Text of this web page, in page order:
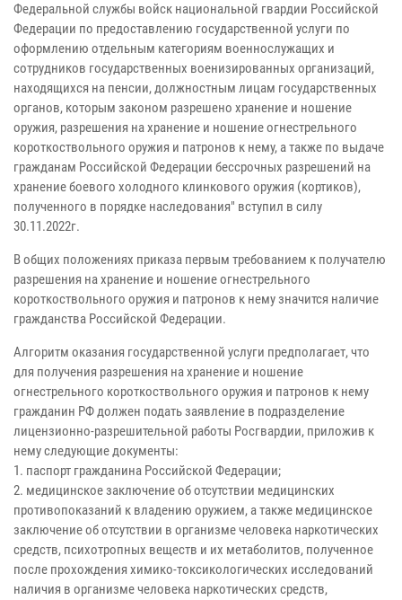
Федеральной службы войск национальной гвардии Российской
Федерации по предоставлению государственной услуги по
оформлению отдельным категориям военнослужащих и
сотрудников государственных военизированных организаций,
находящихся на пенсии, должностным лицам государственных
органов, которым законом разрешено хранение и ношение
оружия, разрешения на хранение и ношение огнестрельного
короткоствольного оружия и патронов к нему, а также по выдаче
гражданам Российской Федерации бессрочных разрешений на
хранение боевого холодного клинкового оружия (кортиков),
полученного в порядке наследования" вступил в силу
30.11.2022г.
В общих положениях приказа первым требованием к получателю
разрешения на хранение и ношение огнестрельного
короткоствольного оружия и патронов к нему значится наличие
гражданства Российской Федерации.
Алгоритм оказания государственной услуги предполагает, что
для получения разрешения на хранение и ношение
огнестрельного короткоствольного оружия и патронов к нему
гражданин РФ должен подать заявление в подразделение
лицензионно-разрешительной работы Росгвардии, приложив к
нему следующие документы:
1. паспорт гражданина Российской Федерации;
2. медицинское заключение об отсутствии медицинских
противопоказаний к владению оружием, а также медицинское
заключение об отсутствии в организме человека наркотических
средств, психотропных веществ и их метаболитов, полученное
после прохождения химико-токсикологических исследований
наличия в организме человека наркотических средств,